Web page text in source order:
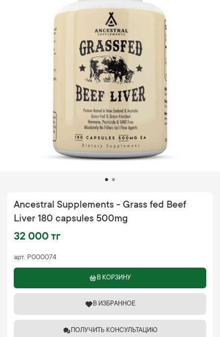
арт. P000074
Ancestral Supplements - Grass fed Beef
Liver 180 capsules 500mg
32 000 тг
В КОРЗИНУ
В ИЗБРАННОЕ
ПОЛУЧИТЬ КОНСУЛЬТАЦИЮ